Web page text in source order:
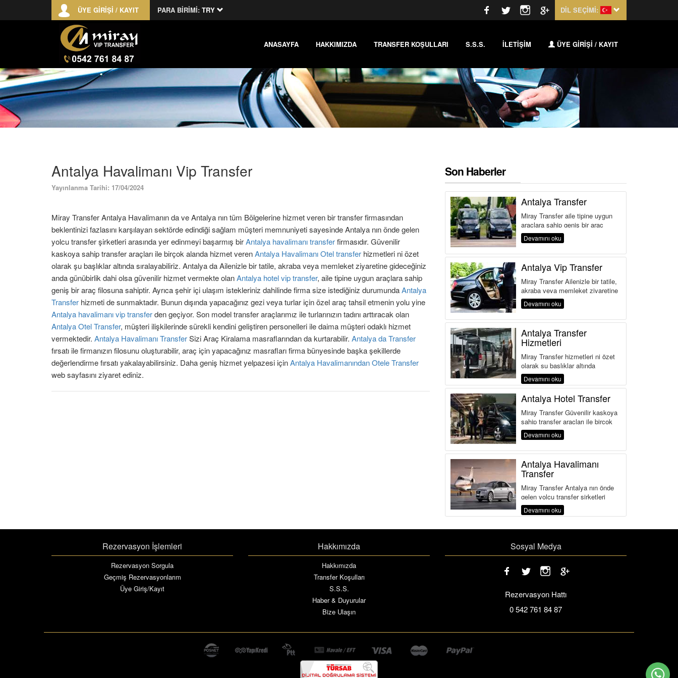
ÜYE GİRİŞİ / KAYIT PARA BİRİMİ: TRY DİL SEÇİMİ:
ANASAYFA HAKKIMIZDA TRANSFER KOŞULLARI S.S.S. İLETİŞİM ÜYE GİRİŞİ / KAYIT
Antalya Havalimanı Vip Transfer
Yayınlanma Tarihi: 17/04/2024
Miray Transfer Antalya Havalimanın da ve Antalya nın tüm Bölgelerine hizmet veren bir transfer firmasından
beklentinizi fazlasını karşılayan sektörde edindiği sağlam müşteri memnuniyeti sayesinde Antalya nın önde gelen
yolcu transfer şirketleri arasında yer edinmeyi başarmış birAntalya havalimanı transferfirmasıdır. Güvenilir
kaskoya sahip transfer araçları ile birçok alanda hizmet verenAntalya Havalimanı Otel transfer hizmetleri ni özet
olarak şu başlıklar altında sıralayabiliriz. Antalya da Ailenizle bir tatile, akraba veya memleket ziyaretine gideceğiniz
anda günübirlik dahi olsa güvenilir hizmet vermekte olanAntalya hotel vip transfer, aile tipine uygun araçlara sahip
geniş bir araç filosuna sahiptir. Ayrıca şehir içi ulaşım istekleriniz dahilinde firma size istediğiniz durumundaAntalya
Transfer hizmeti de sunmaktadır. Bunun dışında yapacağınız gezi veya turlar için özel araç tahsil etmenin yolu yine
Antalya havalimanı vip transferden geçiyor. Son model transfer araçlarımız ile turlarınızın tadını arttıracak olan
Antalya Otel Transfer, müşteri ilişkilerinde sürekli kendini geliştiren personelleri ile daima müşteri odaklı hizmet
vermektedir. Antalya Havalimanı TransferSizi Araç Kiralama masraflarından da kurtarabilir. Antalya da Transfer
fırsatı ile firmanızın filosunu oluşturabilir, araç için yapacağınız masrafları firma bünyesinde başka şekillerde
değerlendirme fırsatı yakalayabilirsiniz. Daha geniş hizmet yelpazesi içinAntalya Havalimanından Otele Transfer
web sayfasını ziyaret ediniz.
Son Haberler
Antalya Transfer
Miray Transfer aile tipine uygun
araçlara sahip geniş bir araç
filosuna sahiptir. Ayrıca şehir içi...
Devamını oku
Antalya Vip Transfer
Miray Transfer Ailenizle bir tatile,
akraba veya memleket ziyaretine
gideceğiniz anda günübirlik dahi
olsa g&...
Devamını oku
Antalya Transfer
Hizmetleri
Miray Transfer hizmetleri ni özet
olarak şu başlıklar altında
sıralayabiliriz. Antalya da Ailenizle
bir tatile, ak...
Devamını oku
Antalya Hotel Transfer
Miray Transfer Güvenilir kaskoya
sahip transfer araçları ile birçok
alanda hizmet veren Antalya...
Devamını oku
Antalya Havalimanı
Transfer
Miray Transfer Antalya nın önde
gelen yolcu transfer şirketleri
arasında yer edinmeyi başarmış
bir Antalya ha...
Devamını oku
Rezervasyon İşlemleri
Rezervasyon Sorgula
Geçmiş Rezervasyonlarım
Üye Giriş/Kayıt
Hakkımızda
Hakkımızda
Transfer Koşulları
S.S.S.
Haber & Duyurular
Bize Ulaşın
Sosyal Medya
Rezervasyon Hattı
0 542 761 84 87